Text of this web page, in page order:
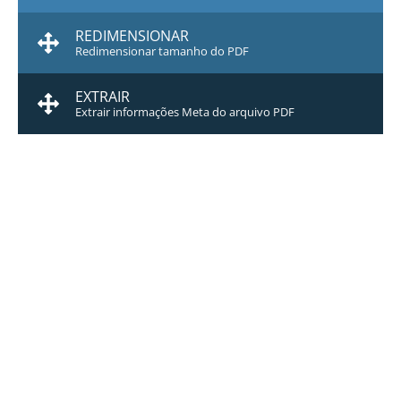
REDIMENSIONAR
Redimensionar tamanho do PDF
EXTRAIR
Extrair informações Meta do arquivo PDF